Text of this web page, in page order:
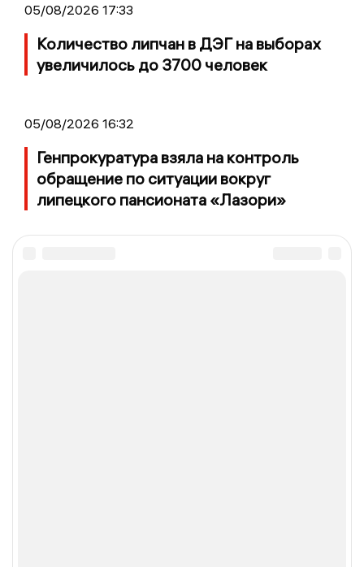
05/08/2026 17:33
Количество липчан в ДЭГ на выборах
увеличилось до 3700 человек
05/08/2026 16:32
Генпрокуратура взяла на контроль
обращение по ситуации вокруг
липецкого пансионата «Лазори»